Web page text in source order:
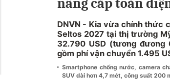
nâng cấp toàn
DNVN - Kia vừa chính thức
Seltos 2027 tại thị trường
32.790 USD (tương
gồm phí vận chuyển 1.495
Smartphone chống nước, camera
SUV dài hơn 4,7 mét, công suất 200